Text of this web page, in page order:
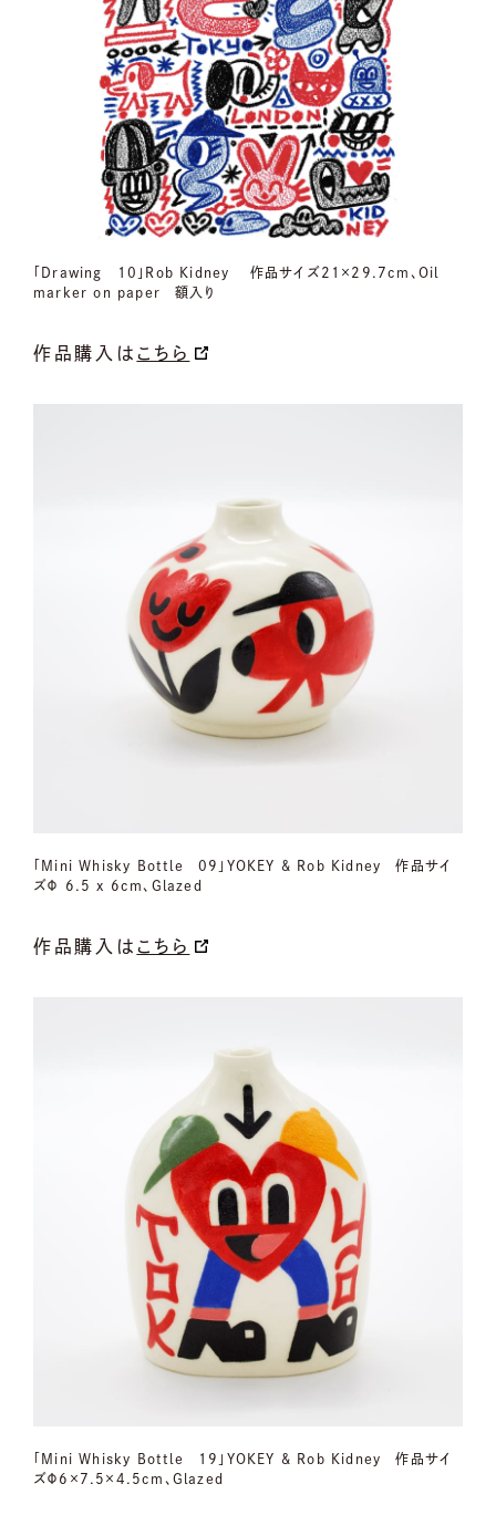
「Drawing 10」Rob Kidney 作品サイズ21×29.7cm、Oil
marker on paper 額入り
作品購入は こちら
「Mini Whisky Bottle 09」YOKEY & Rob Kidney 作品サイ
ズΦ 6.5 x 6cm、Glazed
作品購入は こちら
「Mini Whisky Bottle 19」YOKEY & Rob Kidney 作品サイ
ズΦ6×7.5×4.5cm、Glazed